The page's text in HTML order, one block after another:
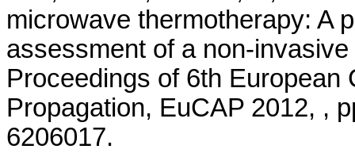
microwave thermotherapy: A
assessment of a non-
Proceedings of 6th European
Propagation, EuCAP 2012, ,
6206017.